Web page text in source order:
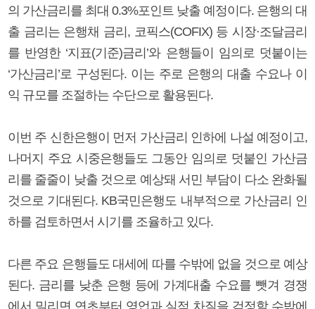
의 가산금리를 최대 0.3%포인트 낮출 예정이다. 은행의 대
출 금리는 은행채 금리, 코픽스(COFIX) 등 시장·조달금리
를 반영한 ‘지표(기준)금리’와 은행들이 임의로 덧붙이는
‘가산금리’로 구성된다. 이는 주로 은행의 대출 수요나 이
익 규모를 조절하는 수단으로 활용된다.
이번 주 신한은행이 먼저 가산금리 인하에 나설 예정이고,
나머지 주요 시중은행들도 그동안 임의로 덧붙인 가산금
리를 줄줄이 낮출 것으로 예상돼 서민 부담이 다소 완화될
것으로 기대된다. KB국민은행도 내부적으로 가산금리 인
하를 검토하면서 시기를 조율하고 있다.
다른 주요 은행들도 대세에 따를 수밖에 없을 것으로 예상
된다. 금리를 낮춘 은행 등에 가계대출 수요를 뺏겨 경쟁
에서 밀리면 연초부터 영업과 실적 차질을 걱정할 수밖에